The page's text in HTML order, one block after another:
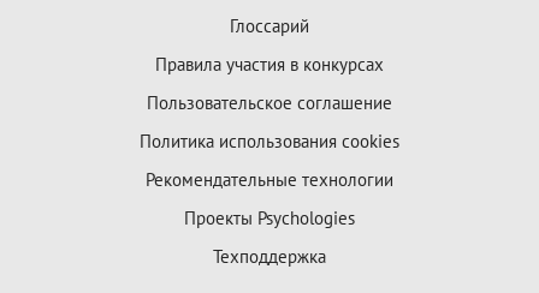
Глоссарий
Правила участия в конкурсах
Пользовательское соглашение
Политика использования cookies
Рекомендательные технологии
Проекты Psychologies
Техподдержка